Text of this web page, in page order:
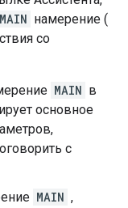
MAIN намерение (
со
MAIN в
основное
с
MAIN ,